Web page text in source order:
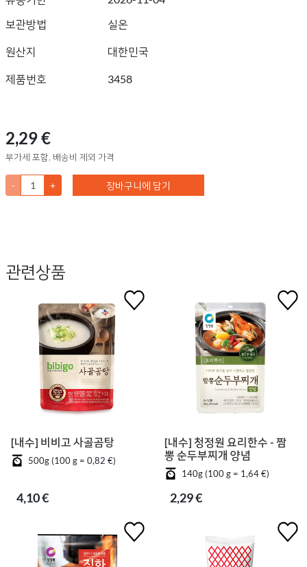
보관방법
실온
원산지 대한민국
제품번호 3458
2,29 €
부가세 포함, 배송비 제외 가격
- + 장바구니에 담기
관련상품
[내수] 비비고 사골곰탕
500g (100 g = 0,82 €)
4,10 €
[내수] 청정원 요리한수 - 짬
뽕 순두부찌개 양념
140g (100 g = 1,64 €)
2,29 €